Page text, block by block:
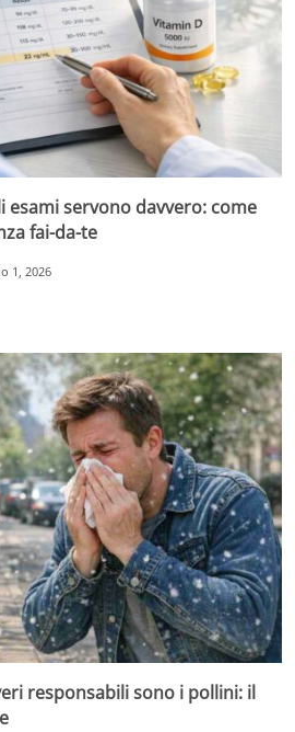
esami servono davvero: come
fai-da-te
1, 2026
responsabili sono i pollini: il